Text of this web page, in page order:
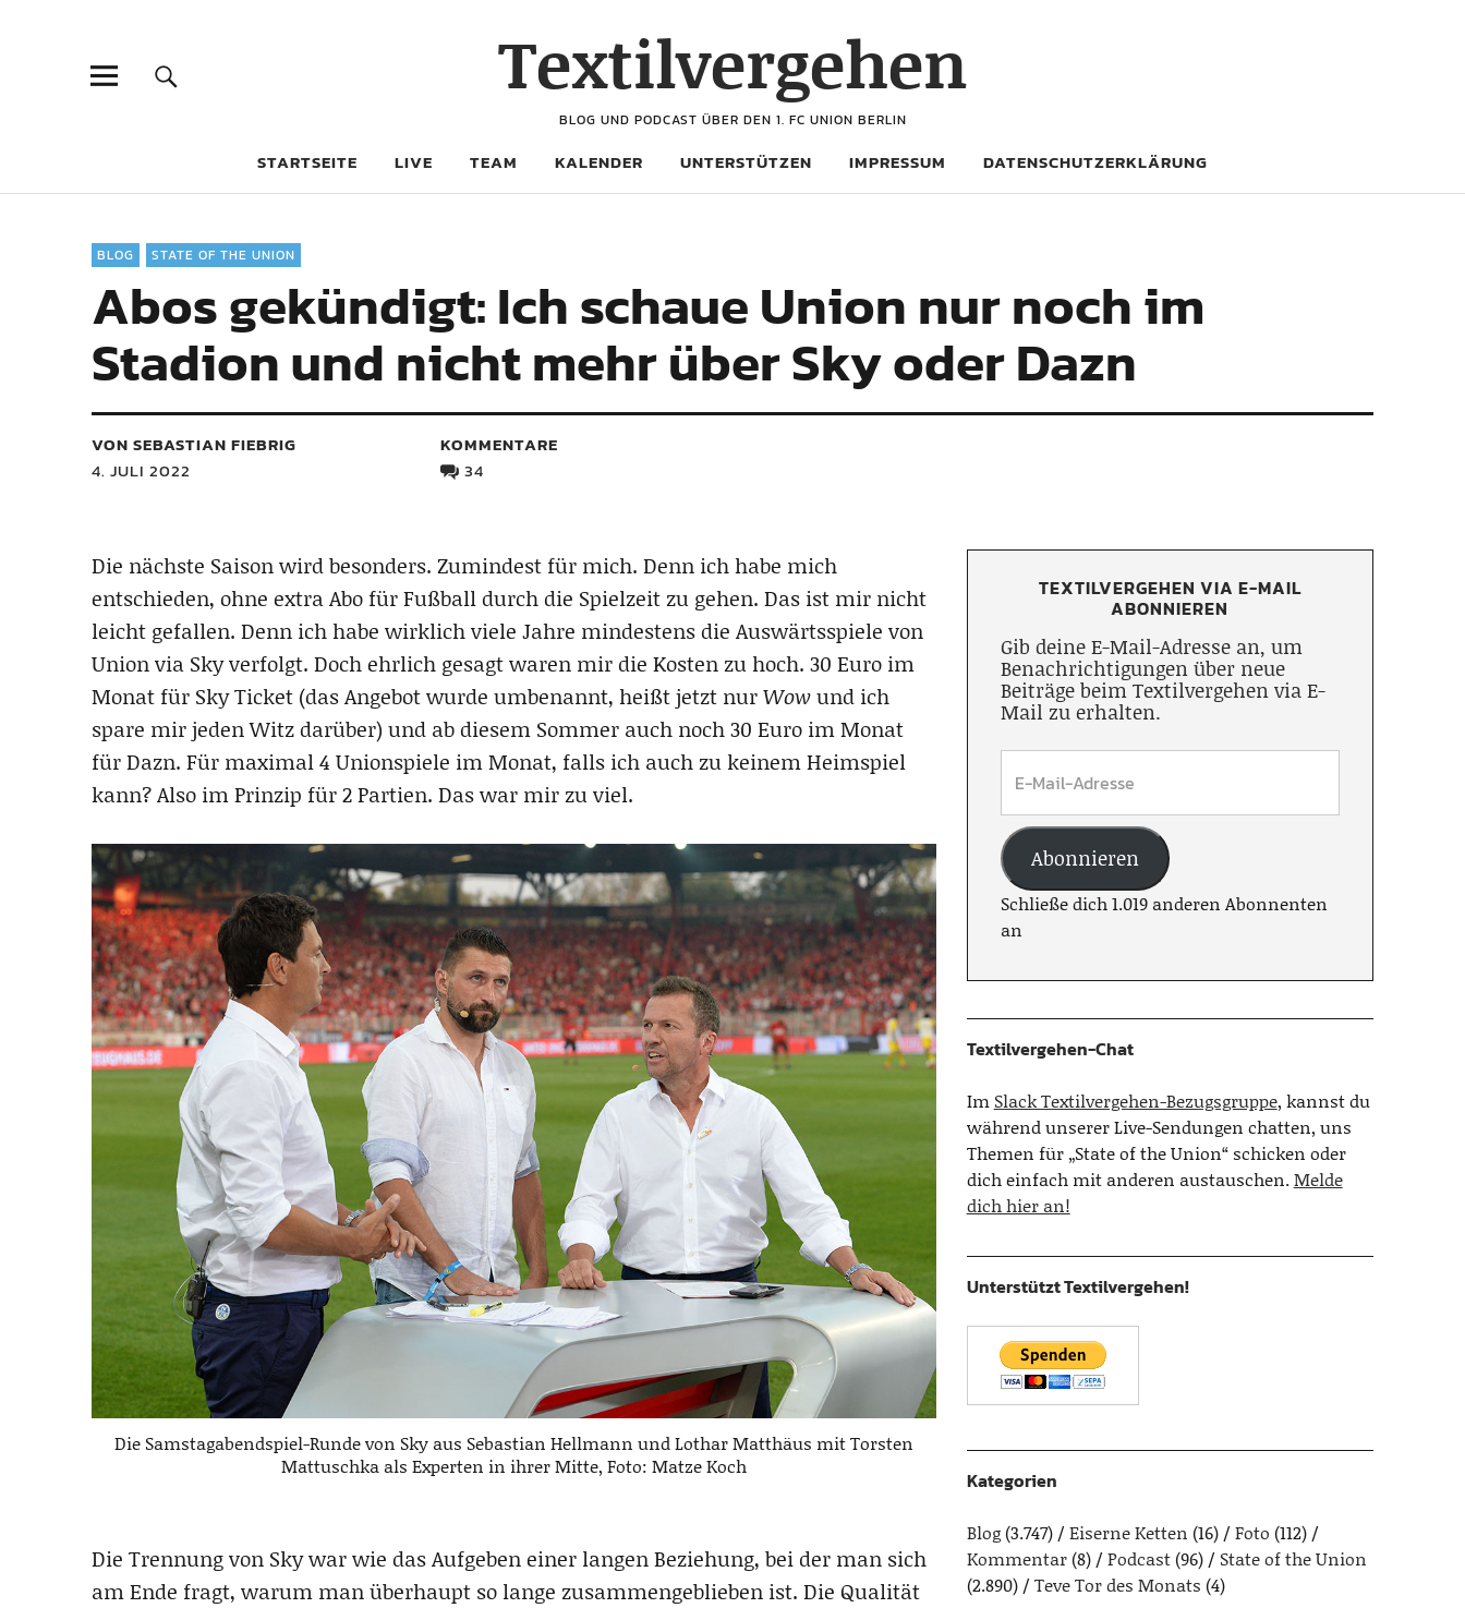
Textilvergehen
BLOG UND PODCAST ÜBER DEN 1. FC UNION BERLIN
STARTSEITE LIVE TEAM KALENDER UNTERSTÜTZEN IMPRESSUM DATENSCHUTZERKLÄRUNG
BLOG STATE OF THE UNION
Abos gekündigt: Ich schaue Union nur noch im
Stadion und nicht mehr über Sky oder Dazn
VON SEBASTIAN FIEBRIG
4. JULI 2022
KOMMENTARE
34
Die nächste Saison wird besonders. Zumindest für mich. Denn ich habe mich
entschieden, ohne extra Abo für Fußball durch die Spielzeit zu gehen. Das ist mir nicht
leicht gefallen. Denn ich habe wirklich viele Jahre mindestens die Auswärtsspiele von
Union via Sky verfolgt. Doch ehrlich gesagt waren mir die Kosten zu hoch. 30 Euro im
Monat für Sky Ticket (das Angebot wurde umbenannt, heißt jetzt nurWowund ich
spare mir jeden Witz darüber) und ab diesem Sommer auch noch 30 Euro im Monat
für Dazn. Für maximal 4 Unionspiele im Monat, falls ich auch zu keinem Heimspiel
kann? Also im Prinzip für 2 Partien. Das war mir zu viel.
Die Samstagabendspiel-Runde von Sky aus Sebastian Hellmann und Lothar Matthäus mit Torsten
Mattuschka als Experten in ihrer Mitte, Foto: Matze Koch
Die Trennung von Sky war wie das Aufgeben einer langen Beziehung, bei der man sich
am Ende fragt, warum man überhaupt so lange zusammengeblieben ist. Die Qualität
TEXTILVERGEHEN VIA E-MAIL
ABONNIEREN
Gib deine E-Mail-Adresse an, um
Benachrichtigungen über neue
Beiträge beim Textilvergehen via E-
Mail zu erhalten.
Abonnieren
Schließe dich 1.019 anderen Abonnenten
an
Textilvergehen-Chat
Im Slack Textilvergehen-Bezugsgruppe, kannst du
während unserer Live-Sendungen chatten, uns
Themen für „State of the Union“ schicken oder
dich einfach mit anderen austauschen.Melde
dich hier an!
Unterstützt Textilvergehen!
Kategorien
Blog(3.747) Eiserne Ketten (16) Foto (112)
Kommentar(8) Podcast(96)
State of the Union
(2.890)
Teve Tor des Monats (4)